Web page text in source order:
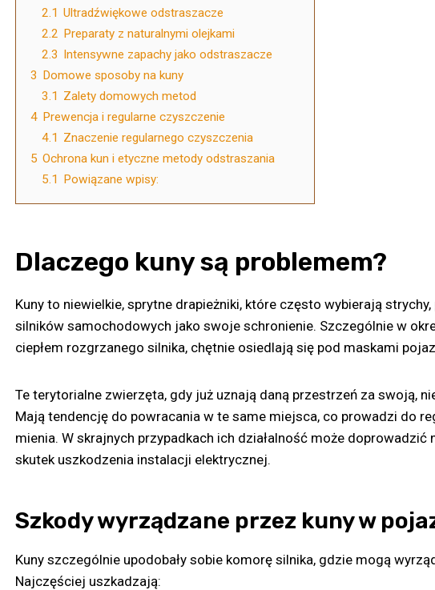
2.1 Ultradźwiękowe odstraszacze
2.2 Preparaty z naturalnymi olejkami
2.3 Intensywne zapachy jako odstraszacze
3 Domowe sposoby na kuny
3.1 Zalety domowych metod
4 Prewencja i regularne czyszczenie
4.1 Znaczenie regularnego czyszczenia
5 Ochrona kun i etyczne metody odstraszania
5.1 Powiązane wpisy:
Dlaczego kuny są problemem?
Kuny to niewielkie, sprytne drapieżniki, które często wybierają
silników samochodowych jako swoje schronienie. Szczególnie w
ciepłem rozgrzanego silnika, chętnie osiedlają się pod maskami
Te terytorialne zwierzęta, gdy już uznają daną przestrzeń za swoją,
Mają tendencję do powracania w te same miejsca, co prowadzi do
mienia. W skrajnych przypadkach ich działalność może doprowadzić
skutek uszkodzenia instalacji elektrycznej.
Szkody wyrządzane przez kuny w
Kuny szczególnie upodobały sobie komorę silnika, gdzie mogą
Najczęściej uszkadzają: